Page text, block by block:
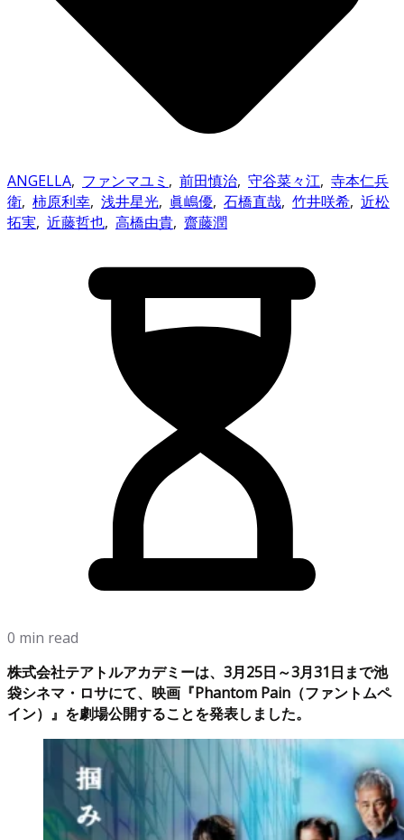
ANGELLA, ファンマユミ , 前田慎治, 守谷菜々江, 寺本仁兵
衛, 柿原利幸, 浅井星光, 眞嶋優, 石橋直哉, 竹井咲希, 近松
拓実, 近藤哲也, 高橋由貴, 齋藤潤
0 min read
株式会社テアトルアカデミーは、3月25日～3月31日まで池
袋シネマ・ロサにて、映画『Phantom Pain（ファントムペ
イン）』を劇場公開することを発表しました。